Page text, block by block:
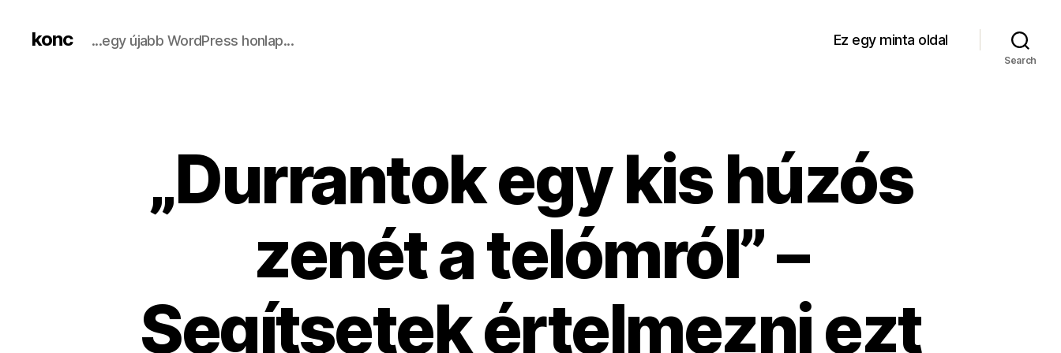
konc ...egy újabb WordPress honlap... Ez egy minta oldal
Search
„Durrantok egy kis húzós
zenét a telómról” –
Segítsetek értelmezni ezt